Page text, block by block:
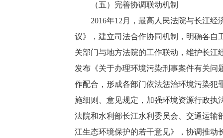
（五）完善协调联动机制
2016年12月，最高人民法院与长江经
议》，建立司法合作协同机制，明确各自
关部门与地方法院的工作联动，维护长江
发布《关于办理环境污染刑事案件有关
作配合，形成各部门依法惩治环境污染犯
施细则、意见规定，加强环境资源行政执
法院和水利部长江水利委员会、交通运输
江生态环境保护的若干意见》，协调推动